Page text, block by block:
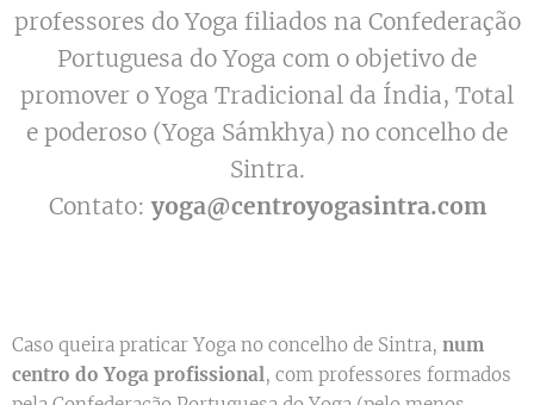
professores do Yoga filiados na Confederação
Portuguesa do Yoga com o objetivo de
promover o Yoga Tradicional da Índia, Total
e poderoso (Yoga Sámkhya) no concelho de
Sintra.
Contato: yoga@centroyogasintra.com
Caso queira praticar Yoga no concelho de Sintra, num
centro do Yoga profissional, com professores formados